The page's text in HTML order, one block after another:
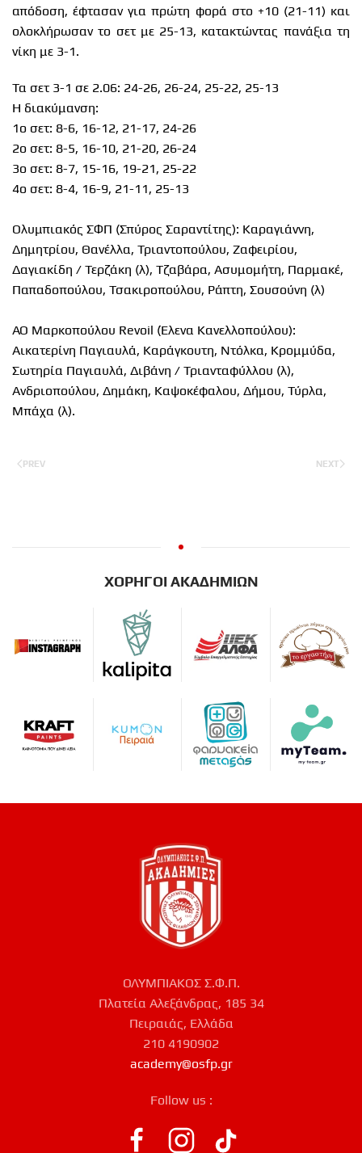
απόδοση, έφτασαν για πρώτη φορά στο +10 (21-11) και
ολοκλήρωσαν το σετ με 25-13, κατακτώντας πανάξια τη
νίκη με 3-1.
Τα σετ 3-1 σε 2.06: 24-26, 26-24, 25-22, 25-13
Η διακύμανση:
1ο σετ: 8-6, 16-12, 21-17, 24-26
2ο σετ: 8-5, 16-10, 21-20, 26-24
3ο σετ: 8-7, 15-16, 19-21, 25-22
4ο σετ: 8-4, 16-9, 21-11, 25-13
Ολυμπιακός ΣΦΠ (Σπύρος Σαραντίτης): Καραγιάννη,
Δημητρίου, Θανέλλα, Τριαντοπούλου, Ζαφειρίου,
Δαγιακίδη / Τερζάκη (λ), Τζαβάρα, Ασυμομήτη, Παρμακέ,
Παπαδοπούλου, Τσακιροπούλου, Ράπτη, Σουσούνη (λ)
ΑΟ Μαρκοπούλου Revoil (Έλενα Κανελλοπούλου):
Αικατερίνη Παγιαυλά, Καράγκουτη, Ντόλκα, Κρομμύδα,
Σωτηρία Παγιαυλά, Διβάνη / Τριανταφύλλου (λ),
Ανδριοπούλου, Δημάκη, Καψοκέφαλου, Δήμου, Τύρλα,
Μπάχα (λ).
PREV NEXT
ΧΟΡΗΓΟΙ ΑΚΑΔΗΜΙΩΝ
ΟΛΥΜΠΙΑΚΟΣ Σ.Φ.Π.
Πλατεία Αλεξάνδρας, 185 34
Πειραιάς, Ελλάδα
210 4190902
academy@osfp.gr
Follow us :